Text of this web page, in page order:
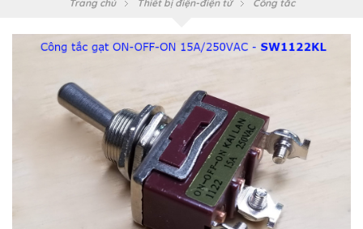
Trang chủ Thiết bị điện-điện tử Công tắc